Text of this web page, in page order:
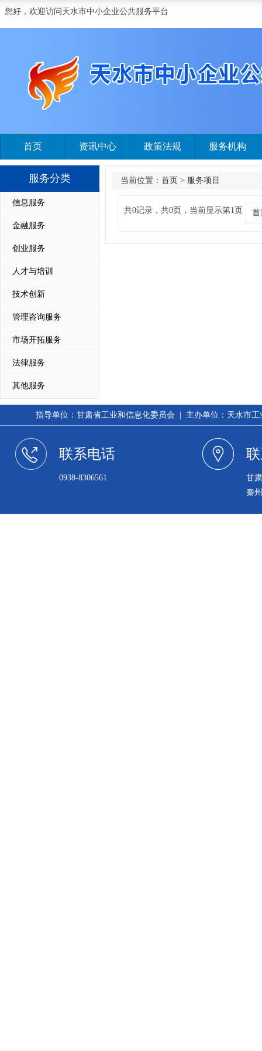
您好，欢迎访问天水市中小企业公共服务平台
首页 资讯中心 政策法规 服务机构
服务分类
信息服务
金融服务
创业服务
人才与培训
技术创新
管理咨询服务
市场开拓服务
法律服务
其他服务
当前位置： 首页 > 服务项目
共0记录，共0页，当前显示第1页 首
指导单位：甘肃省工业和信息化委员会 | 主办单位：天水市
联系电话
0938-8306561
甘
秦